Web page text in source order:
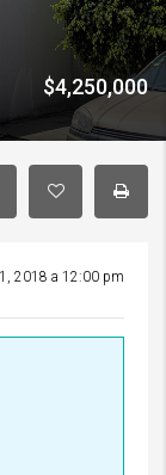
$4,250,000
2018 a 12:00 pm